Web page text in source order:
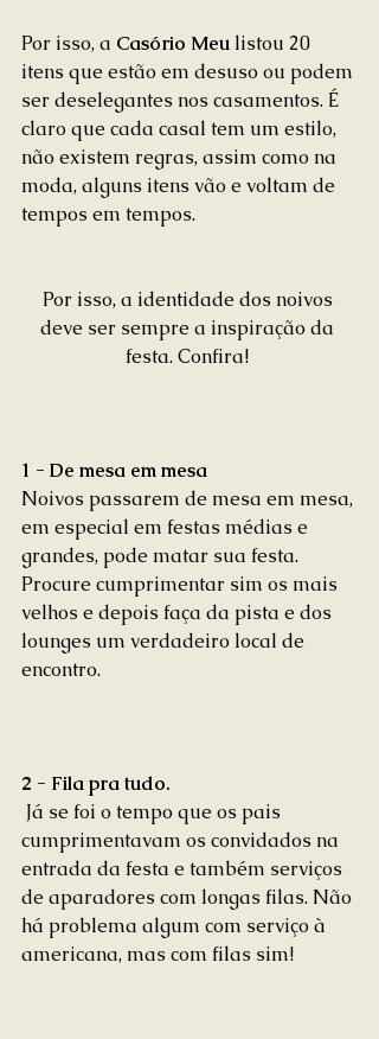
Por isso, a Casório Meu listou 20
itens que estão em desuso ou podem
ser deselegantes nos casamentos. É
claro que cada casal tem um estilo,
não existem regras, assim como na
moda, alguns itens vão e voltam de
tempos em tempos.
Por isso, a identidade dos noivos
deve ser sempre a inspiração da
festa. Confira!
1 - De mesa em mesa
Noivos passarem de mesa em mesa,
em especial em festas médias e
grandes, pode matar sua festa.
Procure cumprimentar sim os mais
velhos e depois faça da pista e dos
lounges um verdadeiro local de
encontro.
2 - Fila pra tudo.
cumprimentavam os convidados na
entrada da festa e também serviços
de aparadores com longas filas. Não
há problema algum com serviço à
americana, mas com filas sim!